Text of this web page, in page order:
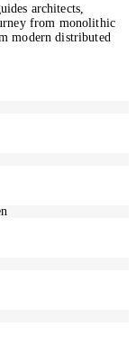
architects,
from monolithic
modern distributed